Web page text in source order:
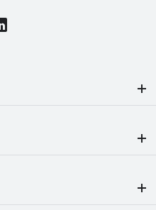
で開きます)
(新しいタブで開きます)
(新しいタブで開きま
on Facebook (新しいタブ
Android on LinkedIn (新し